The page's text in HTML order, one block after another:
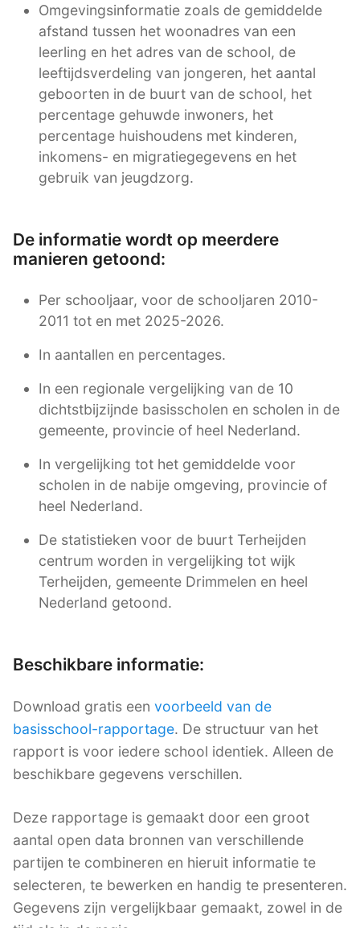
Omgevingsinformatie zoals de gemiddelde
afstand tussen het woonadres van een
leerling en het adres van de school, de
leeftijdsverdeling van jongeren, het aantal
geboorten in de buurt van de school, het
percentage gehuwde inwoners, het
percentage huishoudens met kinderen,
inkomens- en migratiegegevens en het
gebruik van jeugdzorg.
De informatie wordt op meerdere
manieren getoond:
Per schooljaar, voor de schooljaren 2010-
2011 tot en met 2025-2026.
In aantallen en percentages.
In een regionale vergelijking van de 10
dichtstbijzijnde basisscholen en scholen in de
gemeente, provincie of heel Nederland.
In vergelijking tot het gemiddelde voor
scholen in de nabije omgeving, provincie of
heel Nederland.
De statistieken voor de buurt Terheijden
centrum worden in vergelijking tot wijk
Terheijden, gemeente Drimmelen en heel
Nederland getoond.
Beschikbare informatie:
Download gratis een voorbeeld van de
basisschool-rapportage. De structuur van het
rapport is voor iedere school identiek. Alleen de
beschikbare gegevens verschillen.
Deze rapportage is gemaakt door een groot
aantal open data bronnen van verschillende
partijen te combineren en hieruit informatie te
selecteren, te bewerken en handig te presenteren.
Gegevens zijn vergelijkbaar gemaakt, zowel in de